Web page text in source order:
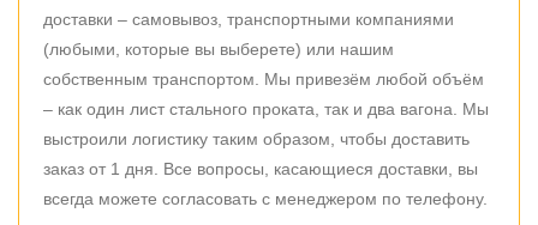
доставки – самовывоз, транспортными компаниями
(любыми, которые вы выберете) или нашим
собственным транспортом. Мы привезём любой объём
– как один лист стального проката, так и два вагона. Мы
выстроили логистику таким образом, чтобы доставить
заказ от 1 дня. Все вопросы, касающиеся доставки, вы
всегда можете согласовать с менеджером по телефону.